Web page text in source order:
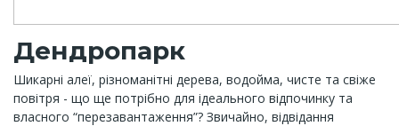
Дендропарк
Шикарні алеї, різноманітні дерева, водойма, чисте та свіже
повітря - що ще потрібно для ідеального відпочинку та
власного “перезавантаження”? Звичайно, відвідання